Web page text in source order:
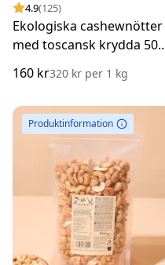
4.9(125)
Ekologiska cashewnötter
med toscansk krydda 500
g
160 kr320 kr per 1 kg
Produktinformation